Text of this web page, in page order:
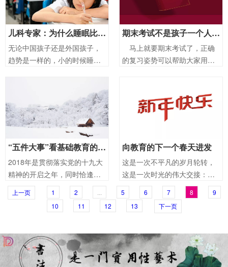
论资排辈又是评选打分，年轻
的优秀教师
过程发生的沧桑巨变，我感受
儿科专家：为什么睡眠比择校更重要？
无论中国孩子还是外国孩子，
趋势是一样的，小的时候睡眠
士孩子睡眠时间这条线是很平
和的。但在中国孩子身上，这
条曲线就有一个非常明显的陡
期末考试不是孩子一个人的事，家长决不能置身事外！
马上就要期末考试了，正确
的复习姿势可以帮助大家用更
可忽视的作用。期末考试其实
也考验着家长和孩子的配合，
一起来看看你们的默契有没有
“五件大事”看基础教育的改革风向
2018年是贯彻落实党的十九大
精神的开启之年，同时恰逢改
革开放40周年，是极不平凡的
一年。对于基础教育界而言，
不平凡集中体现在这一年之内
要讲话。
向教育的下一个春天进发
这是一次不平凡的岁月轮转，
这是一次时光的伟大交接：
2018年，改革开放40周年；
2019年，新中国成立70周年。
两个必定会在历史的时间轴上
至。
上一页 1 2 5 6 7 8
9
10
11 12 13 下一页